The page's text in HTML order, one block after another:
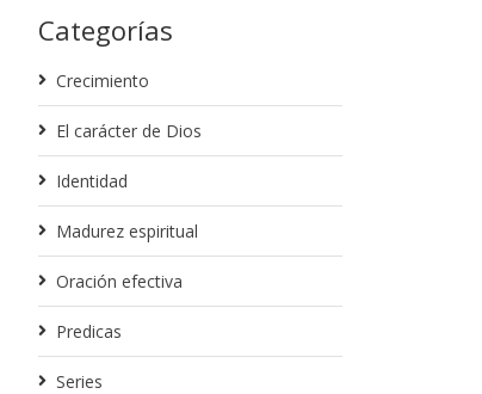
Categorías
Crecimiento
El carácter de Dios
Identidad
Madurez espiritual
Oración efectiva
Predicas
Series